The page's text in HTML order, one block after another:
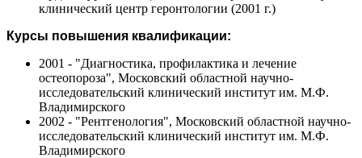
клинический центр геронтологии (2001 г.)
Курсы повышения квалификации:
2001 - "Диагностика, профилактика и лечение
остеопороза", Московский областной научно-
исследовательский клинический институт им. М.Ф.
Владимирского
2002 - "Рентгенология", Московский областной научно-
исследовательский клинический институт им. М.Ф.
Владимирского